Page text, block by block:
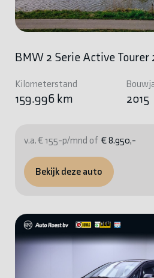
BMW 2 Serie Active Tourer
Kilometerstand
159.996 km 2015
v.a. € 155-p/mnd of € 8.950,-
Bekijk deze auto